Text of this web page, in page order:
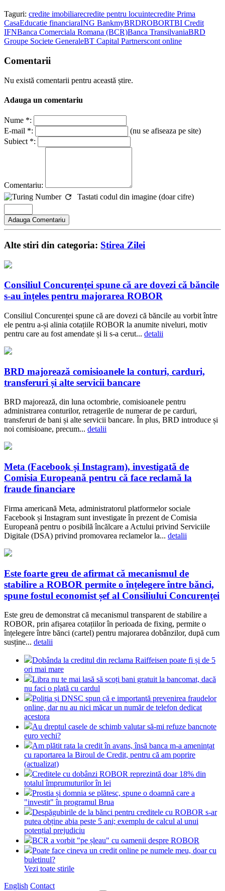
Taguri: credite imobiliarecredite pentru locuintecredite Prima
CasaEducatie financiaraING BankmyBRDROBORTBI Credit
IFNBanca Comerciala Romana (BCR)Banca TransilvaniaBRD
Groupe Societe GeneraleBT Capital Partnerscont online
Comentarii
Nu există comentarii pentru această știre.
Adauga un comentariu
Nume *:
E-mail *:
(nu se afiseaza pe site)
Subiect *:
Comentariu:
Tastati codul din imagine (doar cifre)
Alte stiri din categoria: Stirea Zilei
Consiliul Concurenței spune că are dovezi că băncile
s-au înțeles pentru majorarea ROBOR
Consiliul Concurenței spune că are dovezi că băncile au vorbit între
ele pentru a-și alinia cotațiile ROBOR la anumite niveluri, motiv
pentru care au fost amendate și li s-a cerut... detalii
BRD majorează comisioanele la conturi, carduri,
transferuri și alte servicii bancare
BRD majorează, din luna octombrie, comisioanele pentru
administrarea conturilor, retragerile de numerar de pe carduri,
transferuri de bani și alte servicii bancare. În plus, BRD introduce și
noi comisioane, precum... detalii
Meta (Facebook și Instagram), investigată de
Comisia Europeană pentru că face reclamă la
fraude financiare
Firma americană Meta, administratorul platformelor sociale
Facebook și Instagram sunt investigate în prezent de Comisia
Europeană pentru o posibilă încălcare a Actului privind Serviciile
Digitale (DSA) privind promovarea reclamelor la... detalii
Este foarte greu de afirmat că mecanismul de
stabilire a ROBOR permite o înțelegere între bănci,
spune fostul economist șef al Consiliului Concurenței
Este greu de demonstrat că mecanismul transparent de stabilire a
ROBOR, prin afișarea cotațiilor în perioada de fixing, permite o
înțelegere între bănci (cartel) pentru majorarea dobânzilor, după cum
susține... detalii
Dobânda la creditul din reclama Raiffeisen poate fi și de 5
ori mai mare
Libra nu te mai lasă să scoți bani gratuit la bancomat, dacă
nu faci o plată cu cardul
Poliția și DNSC spun că e importantă prevenirea fraudelor
online, dar nu au nici măcar un număr de telefon dedicat
acestora
Au dreptul casele de schimb valutar să-mi refuze bancnote
euro vechi?
Am plătit rata la credit în avans, însă banca m-a amenințat
cu raportarea la Biroul de Credit, pentru că am poprire
(actualizat)
Creditele cu dobânzi ROBOR reprezintă doar 18% din
totalul împrumuturilor în lei
Prostia și domnia se plătesc, spune o doamnă care a
"investit" în programul Brua
Despăgubirile de la bănci pentru creditele cu ROBOR s-ar
putea obține abia peste 5 ani; exemplu de calcul al unui
potențial prejudiciu
BCR a vorbit "pe șleau" cu oamenii despre ROBOR
Poate face cineva un credit online pe numele meu, doar cu
buletinul?
Vezi toate stirile
English Contact